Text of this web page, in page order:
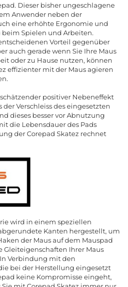
Dieser bisher ungeschlagene
Anwender neben der
eine erhöhte Ergonomie und
Spielen und Arbeiten.
Vorteil gegenüber
auch gerade wenn Sie Ihre Maus
oder zu Hause nutzen, können
effizienter mit der Maus agieren
positiver Nebeneffekt
Verschleiss des eingesetzten
dieses besser vor Abnutzung
die Lebensdauer des Pads
der Corepad Skatez rechnet
wird in einem speziellen
Kanten hergestellt, um
der Maus auf dem Mauspad
Ihrer Maus
Verbindung mit den
bei der Herstellung eingesetzt
keine Kompromisse eingeht,